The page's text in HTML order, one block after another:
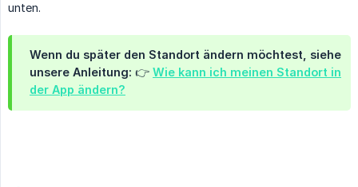
unten.
Wenn du später den Standort ändern möchtest, siehe
unsere Anleitung: 👉 Wie kann ich meinen Standort in
der App ändern?